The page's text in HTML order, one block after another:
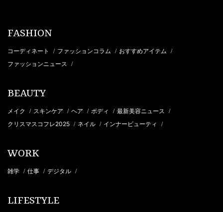
FASHION
コーディネート / ファッションコラム / おすすめアイテム /
ファッションニュース /
BEAUTY
メイク / スキンケア / ヘア / ボディ / 最新美容ニュース /
クリスマスコフレ2025 / ネイル / インナービューティ /
WORK
雑学 / 仕事 / デジタル /
LIFESTYLE